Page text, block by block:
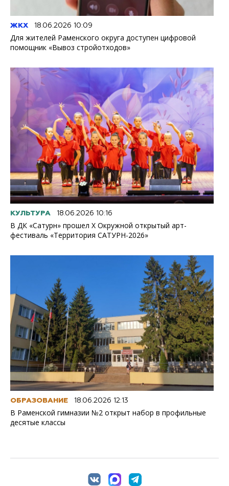
ЖКХ 18.06.2026 10:09
Для жителей Раменского округа доступен цифровой
помощник «Вывоз стройотходов»
КУЛЬТУРА 18.06.2026 10:16
В ДК «Сатурн» прошел X Окружной открытый арт-
фестиваль «Территория САТУРН-2026»
ОБРАЗОВАНИЕ 18.06.2026 12:13
В Раменской гимназии №2 открыт набор в профильные
десятые классы